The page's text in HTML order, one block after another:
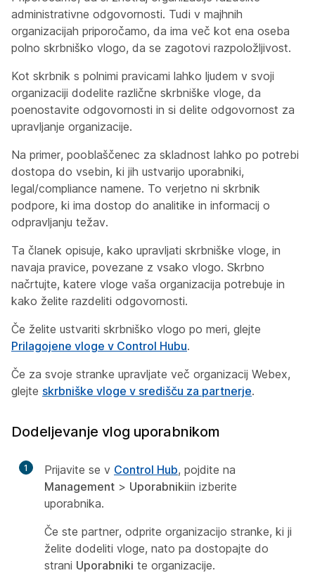
administrativne odgovornosti. Tudi v majhnih
organizacijah priporočamo, da ima več kot ena oseba
polno skrbniško vlogo, da se zagotovi razpoložljivost.
Kot skrbnik s polnimi pravicami lahko ljudem v svoji
organizaciji dodelite različne skrbniške vloge, da
poenostavite odgovornosti in si delite odgovornost za
upravljanje organizacije.
Na primer, pooblaščenec za skladnost lahko po potrebi
dostopa do vsebin, ki jih ustvarijo uporabniki,
legal/compliance namene. To verjetno ni skrbnik
podpore, ki ima dostop do analitike in informacij o
odpravljanju težav.
Ta članek opisuje, kako upravljati skrbniške vloge, in
navaja pravice, povezane z vsako vlogo. Skrbno
načrtujte, katere vloge vaša organizacija potrebuje in
kako želite razdeliti odgovornosti.
Če želite ustvariti skrbniško vlogo po meri, glejte
Prilagojene vloge v Control Hubu.
Če za svoje stranke upravljate več organizacij Webex,
glejte skrbniške vloge v središču za partnerje.
Dodeljevanje vlog uporabnikom
1 Prijavite se v Control Hub, pojdite na
Management > Uporabnikiin izberite
uporabnika.
Če ste partner, odprite organizacijo stranke, ki ji
želite dodeliti vloge, nato pa dostopajte do
strani Uporabniki te organizacije.